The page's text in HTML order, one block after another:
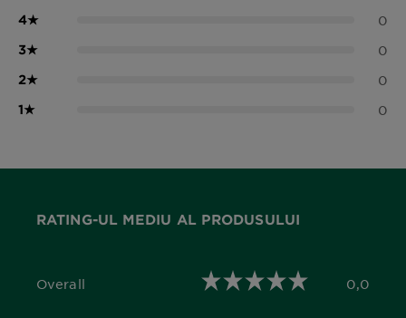
4★ 0
3★ 0
2★ 0
1★ 0
RATING-UL MEDIU AL PRODUSULUI
Overall
0,0 out of 5 stars 0,0